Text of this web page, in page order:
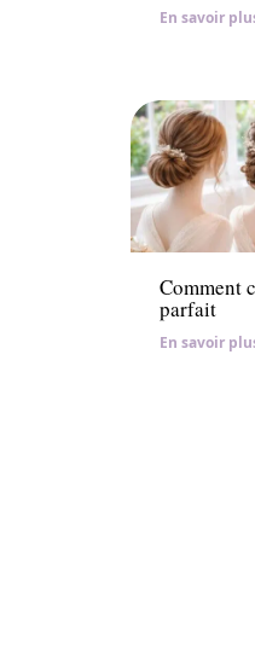
En savoir
Ambiance
Comment
parfait
En savoir